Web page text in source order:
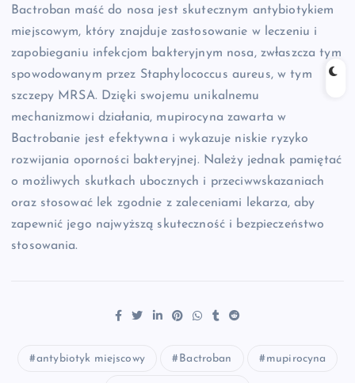
Bactroban maść do nosa jest skutecznym antybiotykiem
miejscowym, który znajduje zastosowanie w leczeniu i
zapobieganiu infekcjom bakteryjnym nosa, zwłaszcza tym
spowodowanym przez Staphylococcus aureus, w tym
szczepy MRSA. Dzięki swojemu unikalnemu
mechanizmowi działania, mupirocyna zawarta w
Bactrobanie jest efektywna i wykazuje niskie ryzyko
rozwijania oporności bakteryjnej. Należy jednak pamiętać
o możliwych skutkach ubocznych i przeciwwskazaniach
oraz stosować lek zgodnie z zaleceniami lekarza, aby
zapewnić jego najwyższą skuteczność i bezpieczeństwo
stosowania.
antybiotyk miejscowy Bactroban mupirocyna